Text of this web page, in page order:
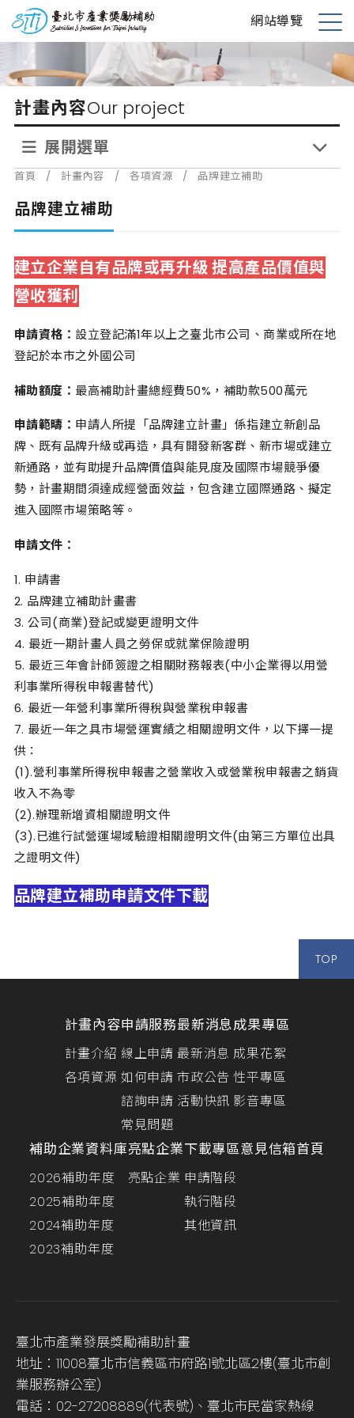
到
要
內
台北市產業獎勵補助 網站導覽
展
開
選
單
計畫內容Our project
展開選單
首頁 / 計畫內容 / 各項資源 / 品牌建立補助
品牌建立補助
建立企業自有品牌或再升級 提高產品價值與
營收獲利
申請資格： 設立登記滿1年以上之臺北市公司、商業或所在地
登記於本市之外國公司
補助額度： 最高補助計畫總經費50% ，補助款500萬元
申請範疇： 申請人所提「品牌建立計畫」係指建立新創品
牌、既有品牌升級或再造，具有開發新客群、新市場或建立
新通路，並有助提升品牌價值與能見度及國際市場競爭優
勢，計畫期間須達成經營面效益，包含建立國際通路、擬定
進入國際市場策略等。
申請文件：
1. 申請書
2. 品牌建立補助計畫書
3. 公司(商業)登記或變更證明文件
4. 最近一期計畫人員之勞保或就業保險證明
5. 最近三年會計師簽證之相關財務報表(中小企業得以用營
利事業所得稅申報書替代)
6. 最近一年營利事業所得稅與營業稅申報書
7. 最近一年之具市場營運實績之相關證明文件，以下擇一提
供：
(1).營利事業所得稅申報書之營業收入或營業稅申報書之銷貨
收入不為零
(2).辦理新增資相關證明文件
(3).已進行試營運場域驗證相關證明文件(由第三方單位出具
之證明文件)
品牌建立補助申請文件下載
TOP
計畫內容
計畫介紹
各項資源
申請服務
線上申請
如何申請
諮詢申請
常見問題
最新消息
最新消息
市政公告
活動快訊
成果專區
成果花絮
性平專區
影音專區
補助企業資料庫
2026補助年度
2025補助年度
2024補助年度
2023補助年度
亮點企業
亮點企業
下載專區
申請階段
執行階段
其他資訊
意見信箱首頁
臺北市產業發展獎勵補助計畫
地址：11008臺北市信義區市府路1號北區2樓(臺北市創
業服務辦公室)
電話：02-27208889(代表號)、臺北市民當家熱線